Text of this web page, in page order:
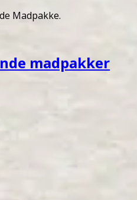
Madpakke.
madpakker